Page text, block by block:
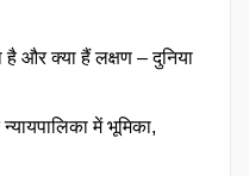
और क्या हैं लक्षण – दुनिया
में भूमिका,